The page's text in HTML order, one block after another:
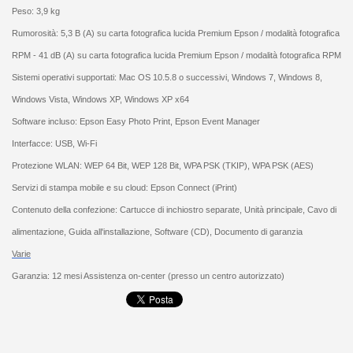
Peso: 3,9 kg
Rumorosità: 5,3 B (A) su carta fotografica lucida Premium Epson / modalità fotografica
RPM - 41 dB (A) su carta fotografica lucida Premium Epson / modalità fotografica RPM
Sistemi operativi supportati: Mac OS 10.5.8 o successivi, Windows 7, Windows 8,
Windows Vista, Windows XP, Windows XP x64
Software incluso: Epson Easy Photo Print, Epson Event Manager
Interfacce: USB, Wi-Fi
Protezione WLAN: WEP 64 Bit, WEP 128 Bit, WPA PSK (TKIP), WPA PSK (AES)
Servizi di stampa mobile e su cloud: Epson Connect (iPrint)
Contenuto della confezione: Cartucce di inchiostro separate, Unità principale, Cavo di
alimentazione, Guida all'installazione, Software (CD), Documento di garanzia
Varie
Garanzia: 12 mesi Assistenza on-center (presso un centro autorizzato)